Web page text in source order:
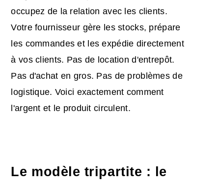
occupez de la relation avec les clients.
Votre fournisseur gère les stocks, prépare
les commandes et les expédie directement
à vos clients. Pas de location d'entrepôt.
Pas d'achat en gros. Pas de problèmes de
logistique. Voici exactement comment
l'argent et le produit circulent.
Le modèle tripartite : le